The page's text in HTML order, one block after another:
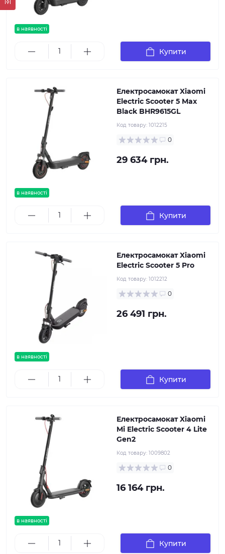
в наявності
Купити
в наявності
Електросамокат Xiaomi
Electric Scooter 5 Max
Black BHR9615GL
Код товару: 1012215
0
29 634 грн.
Купити
в наявності
Електросамокат Xiaomi
Electric Scooter 5 Pro
Код товару: 1012212
0
26 491 грн.
Купити
в наявності
Електросамокат Xiaomi
Mi Electric Scooter 4 Lite
Gen2
Код товару: 1009802
0
16 164 грн.
Купити